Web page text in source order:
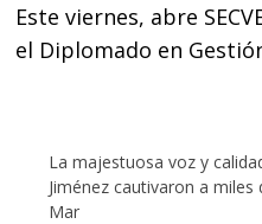
Este viernes, abre
el Diplomado en
La majestuosa voz y
Jiménez cautivaron a
Mar